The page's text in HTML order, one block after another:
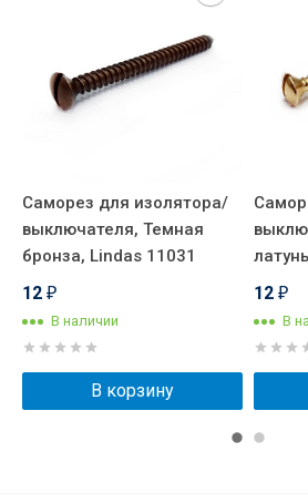
Саморез для изолятора/
выключателя, Темная
бронза, Lindas 11031
12 ₽
В наличии
В корзину
12 ₽
В